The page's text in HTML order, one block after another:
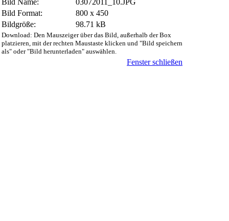
Bild Name:
03072011_10.JPG
Bild Format:
800 x 450
Bildgröße:
98.71 kB
Download: Den Mauszeiger über das Bild, außerhalb der Box
platzieren, mit der rechten Maustaste klicken und "Bild speichern
als" oder "Bild herunterladen" auswählen.
Fenster schließen